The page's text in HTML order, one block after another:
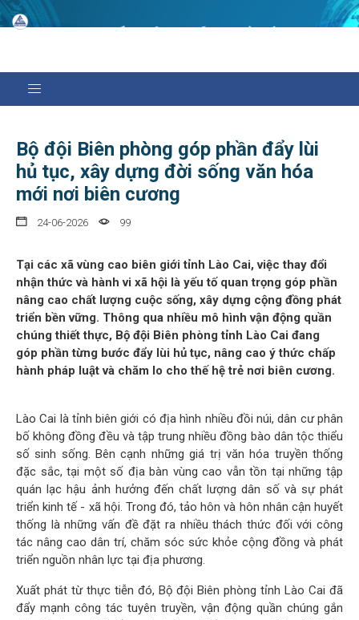
Bộ đội Biên phòng góp phần đẩy lùi
hủ tục, xây dựng đời sống văn hóa
mới nơi biên cương
24-06-2026 99
Tại các xã vùng cao biên giới tỉnh Lào Cai, việc thay đổi
nhận thức và hành vi xã hội là yếu tố quan trọng góp phần
nâng cao chất lượng cuộc sống, xây dựng cộng đồng phát
triển bền vững. Thông qua nhiều mô hình vận động quần
chúng thiết thực, Bộ đội Biên phòng tỉnh Lào Cai đang
góp phần từng bước đẩy lùi hủ tục, nâng cao ý thức chấp
hành pháp luật và chăm lo cho thế hệ trẻ nơi biên cương.
Lào Cai là tỉnh biên giới có địa hình nhiều đồi núi, dân cư phân
bố không đồng đều và tập trung nhiều đồng bào dân tộc thiểu
số sinh sống. Bên cạnh những giá trị văn hóa truyền thống
đặc sắc, tại một số địa bàn vùng cao vẫn tồn tại những tập
quán lạc hậu ảnh hưởng đến chất lượng dân số và sự phát
triển kinh tế - xã hội. Trong đó, tảo hôn và hôn nhân cận huyết
thống là những vấn đề đặt ra nhiều thách thức đối với công
tác nâng cao dân trí, chăm sóc sức khỏe cộng đồng và phát
triển nguồn nhân lực tại địa phương.
Xuất phát từ thực tiễn đó, Bộ đội Biên phòng tỉnh Lào Cai đã
đẩy mạnh công tác tuyên truyền, vận động quần chúng gắn